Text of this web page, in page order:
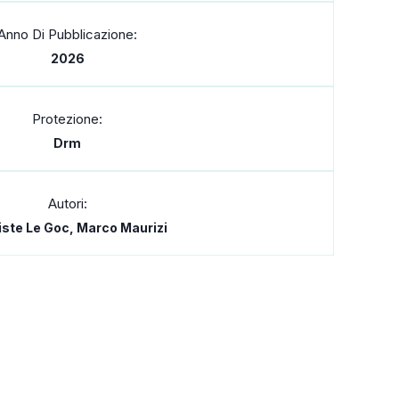
Di Pubblicazione:
2026
Protezione:
Drm
Autori:
Le Goc, Marco Maurizi